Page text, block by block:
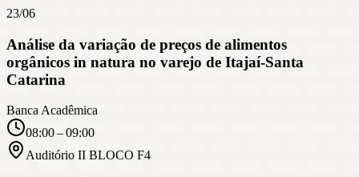
23/06
Análise da variação de preços de alimentos
orgânicos in natura no varejo de Itajaí-Santa
Catarina
Banca Acadêmica
08:00 – 09:00
Auditório II BLOCO F4